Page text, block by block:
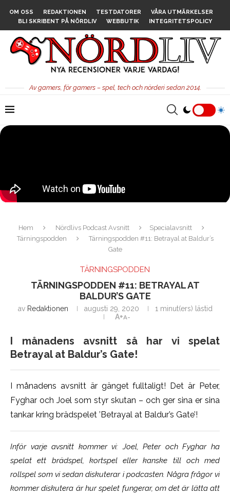
OM OSS REDAKTIONEN TESTDATORER
VÅRA UTMÄRKELSER
BLI SKRIBENT PÅ NÖRDLIV
WEBBUTIK INTEGRITETSPOLICY
Av gamers, för gamers – spel, tech och nörderi sedan 2014.
Hem Nördlivs Podcast Avsnitt
Specialavsnitt
Tärningspodden
Tärningspodden #11: Betrayal at Baldur’s
Gate
TÄRNINGSPODDEN
TÄRNINGSPODDEN #11: BETRAYAL AT
BALDUR’S GATE
av Redaktionen augusti 29, 2020
1 minut(ers) lästid
A+A-
I månadens avsnitt så har vi spelat
Betrayal at Baldur’s Gate!
I månadens avsnitt är gänget fulltaligt! Det är Peter,
Fyghar och Joel som styr skutan – och ger sina er sina
tankar kring brädspelet ’Betrayal at Baldur’s Gate’!
Inför varje avsnitt kommer vi: Joel, Peter och Fyghar ha
spelat ett brädspel, kortspel eller kanske till och med
rollspel som vi sedan diskuterar i podcasten. Några frågor vi
kommer diskutera är hur spelet fungerar, om det är lätta att